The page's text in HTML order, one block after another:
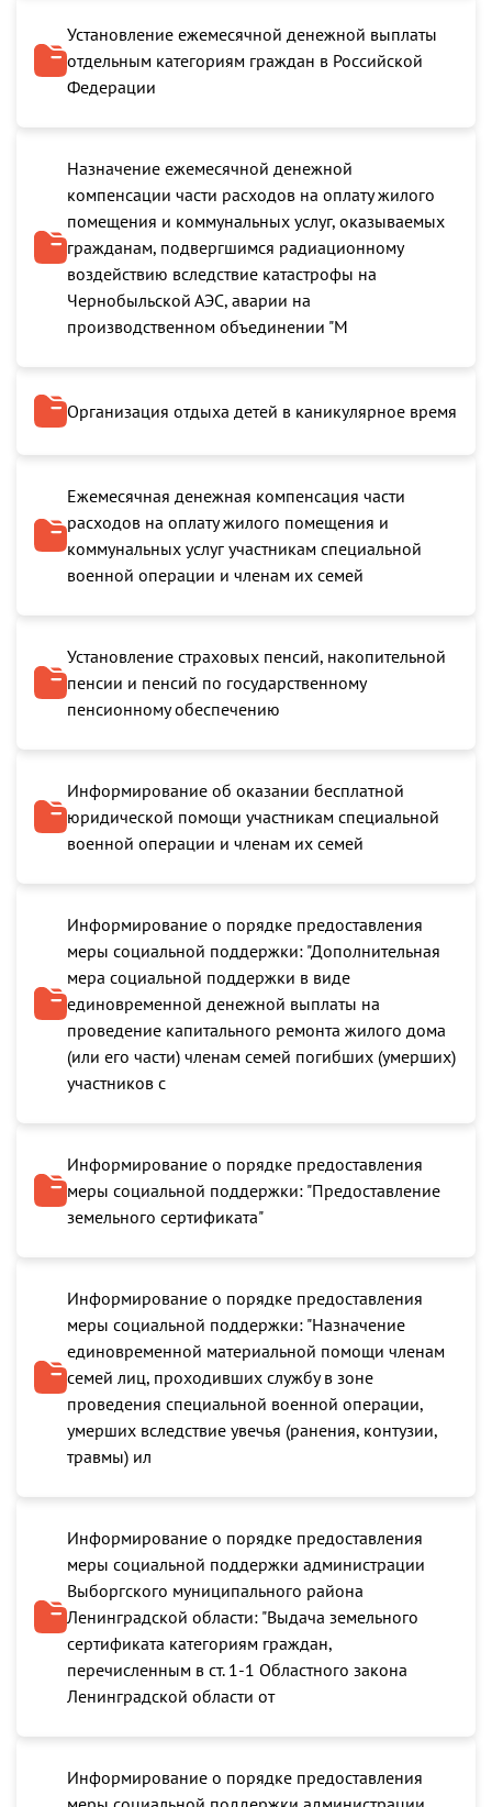
Установление ежемесячной денежной выплаты
отдельным категориям граждан в Российской
Федерации
Назначение ежемесячной денежной
компенсации части расходов на оплату жилого
помещения и коммунальных услуг, оказываемых
гражданам, подвергшимся радиационному
воздействию вследствие катастрофы на
Чернобыльской АЭС, аварии на
производственном объединении "М
Организация отдыха детей в каникулярное время
Ежемесячная денежная компенсация части
расходов на оплату жилого помещения и
коммунальных услуг участникам специальной
военной операции и членам их семей
Установление страховых пенсий, накопительной
пенсии и пенсий по государственному
пенсионному обеспечению
Информирование об оказании бесплатной
юридической помощи участникам специальной
военной операции и членам их семей
Информирование о порядке предоставления
меры социальной поддержки: "Дополнительная
мера социальной поддержки в виде
единовременной денежной выплаты на
проведение капитального ремонта жилого дома
(или его части) членам семей погибших (умерших)
участников с
Информирование о порядке предоставления
меры социальной поддержки: "Предоставление
земельного сертификата"
Информирование о порядке предоставления
меры социальной поддержки: "Назначение
единовременной материальной помощи членам
семей лиц, проходивших службу в зоне
проведения специальной военной операции,
умерших вследствие увечья (ранения, контузии,
травмы) ил
Информирование о порядке предоставления
меры социальной поддержки администрации
Выборгского муниципального района
Ленинградской области: "Выдача земельного
сертификата категориям граждан,
перечисленным в ст. 1-1 Областного закона
Ленинградской области от
Информирование о порядке предоставления